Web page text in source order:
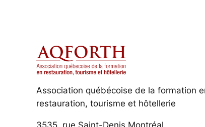
Association québécoise de la formation
restauration, tourisme et hôtellerie
3535, rue Saint-Denis Montréal